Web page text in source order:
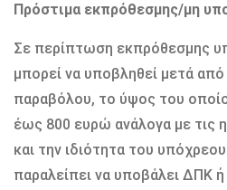
Πρόστιμα εκπρόθεσμης/μη
Σε περίπτωση εκπρόθεσμης
μπορεί να υποβληθεί μετά
παραβόλου, το ύψος του
έως 800 ευρώ ανάλογα με τις
και την ιδιότητα του
παραλείπει να υποβάλει ΔΠΚ